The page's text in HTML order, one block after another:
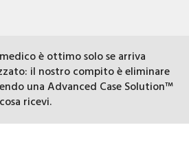
è ottimo solo se arriva
il nostro compito è eliminare
una Advanced Case Solution™
ricevi.